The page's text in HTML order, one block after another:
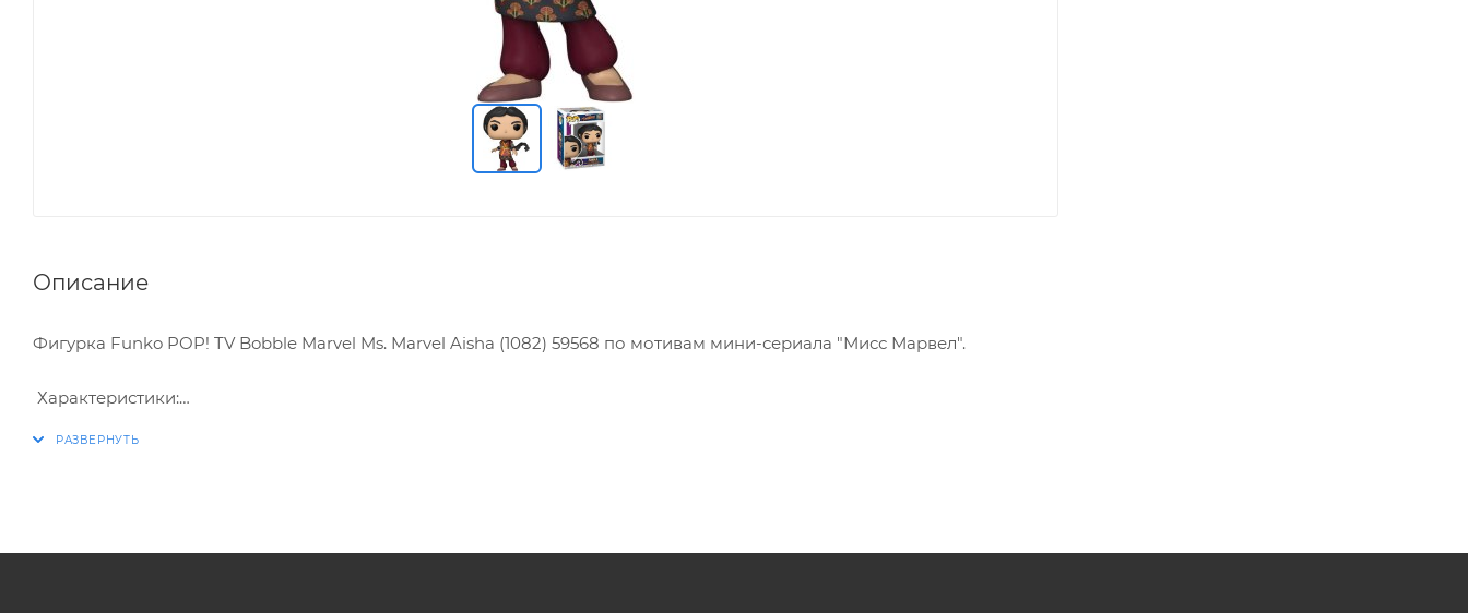
Описание
Фигурка Funko POP! TV Bobble Marvel Ms. Marvel Aisha (1082) 59568 по мотивам мини-сериала "Мисс Марвел".
Характеристики: